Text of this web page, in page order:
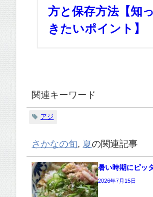
方と保存方法【知
きたいポイント】
関連キーワード
アジ
さかなの旬, 夏の関連記事
暑い時期にピッ
2026年7月15日